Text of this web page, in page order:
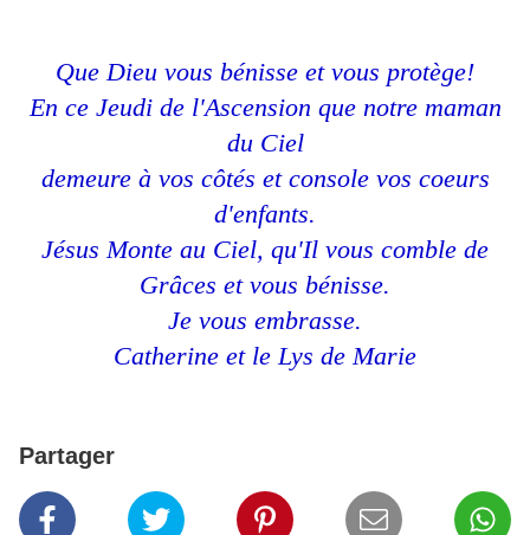
Que Dieu vous bénisse et vous protège!
En ce Jeudi de l'Ascension que notre maman
du Ciel
demeure à vos côtés et console vos coeurs
d'enfants.
Jésus Monte au Ciel, qu'Il vous comble de
Grâces et vous bénisse.
Je vous embrasse.
Catherine et le Lys de Marie
Partager